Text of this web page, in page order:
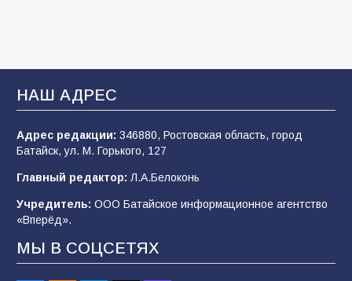
Батайским спортсменам вручили награды
«Слухи — не указ»: почему разговоры о
71 07.08.2026
НАШ АДРЕС
Адрес редакции: 346880, Ростовская область, город
Батайск, ул. М. Горького, 127
Главный редактор: Л.А.Белоконь
Учредитель: ООО Батайское информационное агентство
«Вперёд».
МЫ В СОЦСЕТЯХ